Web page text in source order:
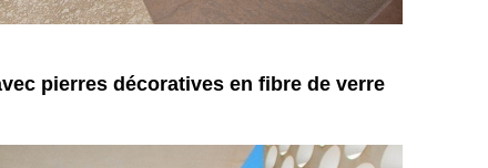
pierres décoratives en fibre de verre